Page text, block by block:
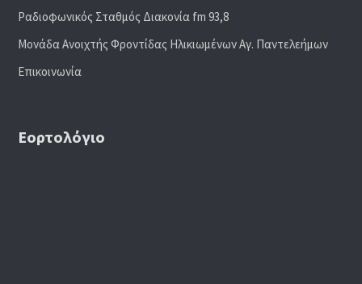
Ραδιoφωνικός Σταθμός Διακονία fm 93,8
Μονάδα Ανοιχτής Φροντίδας Ηλικιωμένων Αγ. Παντελεήμων
Επικοινωνία
Εορτολόγιο